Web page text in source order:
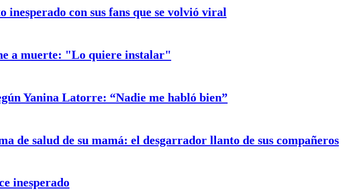
con sus fans que se volvió viral
a muerte: "Lo quiere instalar"
Yanina Latorre: “Nadie me habló bien”
de salud de su mamá: el desgarrador llanto de sus compañeros
inesperado